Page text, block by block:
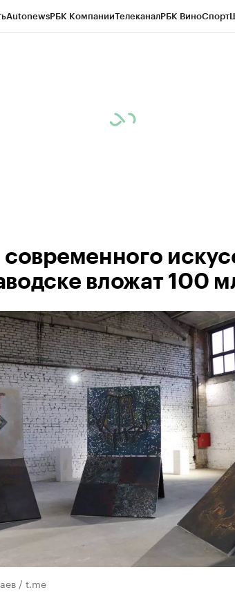
AutonewsРБК КомпанииТелеканалРБК ВиноСпорт
современного
вложат 100
/ t.me